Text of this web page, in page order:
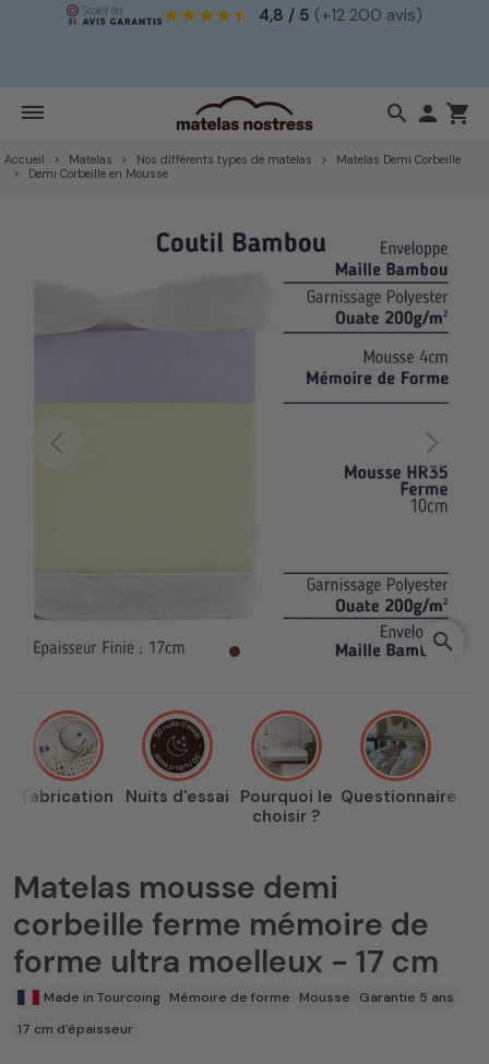
4,8 / 5 (+12 200 avis)
search  shopping_cart
Accueil Matelas Nos différents types de matelas
Matelas Demi Corbeille
Demi Corbeille en Mousse
Previous Next
search
Fabrication Nuits d'essai Pourquoi le
choisir ?
Questionnaire
Matelas mousse demi
corbeille ferme mémoire de
forme ultra moelleux - 17 cm
Made in Tourcoing Mémoire de forme Mousse
Garantie 5 ans
17 cm d'épaisseur